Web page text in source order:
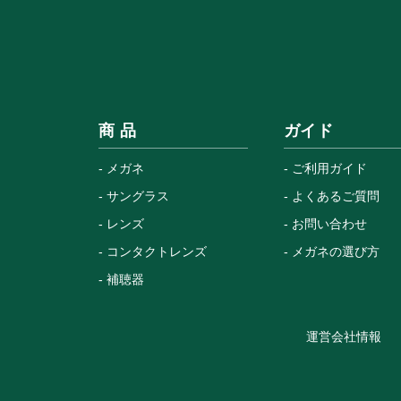
商 品
メガネ
サングラス
レンズ
コンタクトレンズ
補聴器
ガイド
ご利用ガイド
よくあるご質問
お問い合わせ
メガネの選び方
運営会社情報